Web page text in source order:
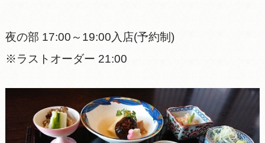
夜の部 17:00～19:00入店(予約制)
※ラストオーダー 21:00